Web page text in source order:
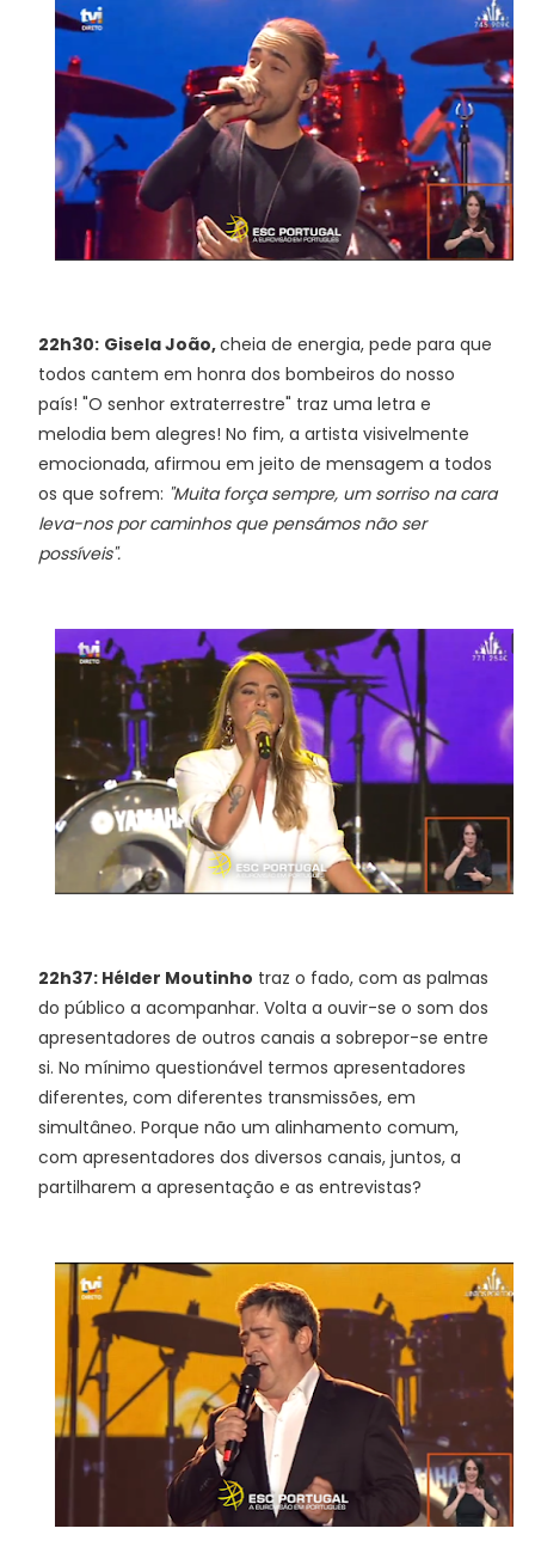
22h30: Gisela João,cheia de energia, pede para que
todos cantem em honra dos bombeiros do nosso
país! "O senhor extraterrestre" traz uma letra e
melodia bem alegres! No fim, a artista visivelmente
emocionada, afirmou em jeito de mensagem a todos
os que sofrem: "Muita força sempre, um sorriso na cara
leva-nos por caminhos que pensámos não ser
possíveis".
22h37: Hélder Moutinho traz o fado, com as palmas
do público a acompanhar. Volta a ouvir-se o som dos
apresentadores de outros canais a sobrepor-se entre
si. No mínimo questionável termos apresentadores
diferentes, com diferentes transmissões, em
simultâneo. Porque não um alinhamento comum,
com apresentadores dos diversos canais, juntos, a
partilharem a apresentação e as entrevistas?